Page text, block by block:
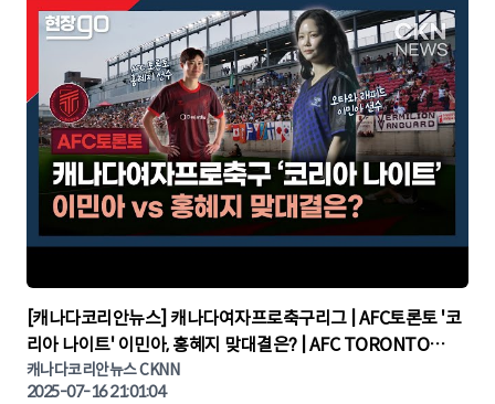
▶
[캐나다코리안뉴스] 캐나다여자프로축구리그 | AFC토론토 '코
리아 나이트' 이민아, 홍혜지 맞대결은? | AFC TORONTO
KOREA NIGHT | 캐나다뉴스 | 토론토뉴스
캐나다코리안뉴스 CKNN
2025-07-16 21:01:04